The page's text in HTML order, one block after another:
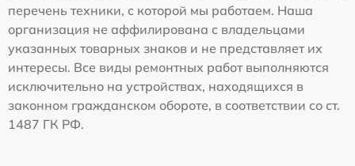
перечень техники, с которой мы работаем. Наша
организация не аффилирована с владельцами
указанных товарных знаков и не представляет их
интересы. Все виды ремонтных работ выполняются
исключительно на устройствах, находящихся в
законном гражданском обороте, в соответствии со ст.
1487 ГК РФ.